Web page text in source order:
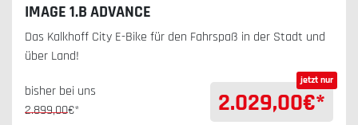
IMAGE 1.B ADVANCE
Das Kalkhoff City E-Bike für den Fahrspaß in der Stadt und
über Land!
bisher bei uns
2.899,00€*
jetzt nur
2.029,00€*